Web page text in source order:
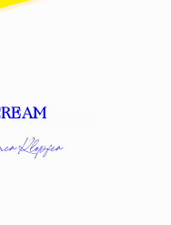
Klopfer